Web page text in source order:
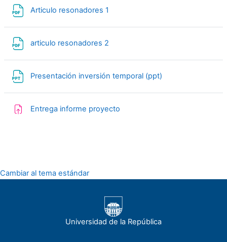
Articulo resonadores 1
articulo resonadores 2
Presentación inversión temporal (ppt)
Entrega informe proyecto
Cambiar al tema estándar
Universidad de la República